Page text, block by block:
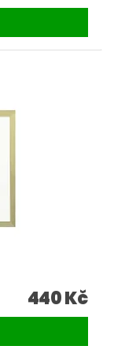
440 Kč